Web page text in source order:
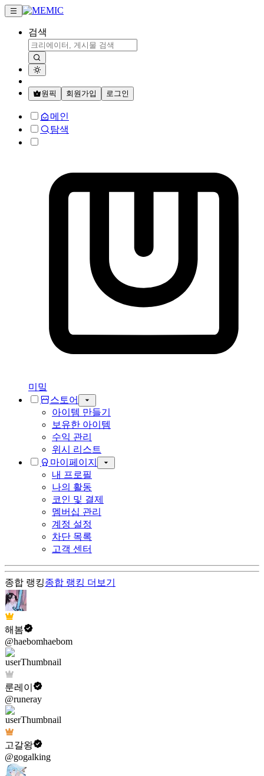
검색
원픽 회원가입 로그인
메인
탐색
미밐
스토어
아이템 만들기
보유한 아이템
수익 관리
위시 리스트
마이페이지
내 프로필
나의 활동
코인 및 결제
멤버십 관리
계정 설정
차단 목록
고객 센터
종합 랭킹종합 랭킹 더보기
해봄
@haebomhaebom
룬레이
@runeray
고갈왕
@gogalking